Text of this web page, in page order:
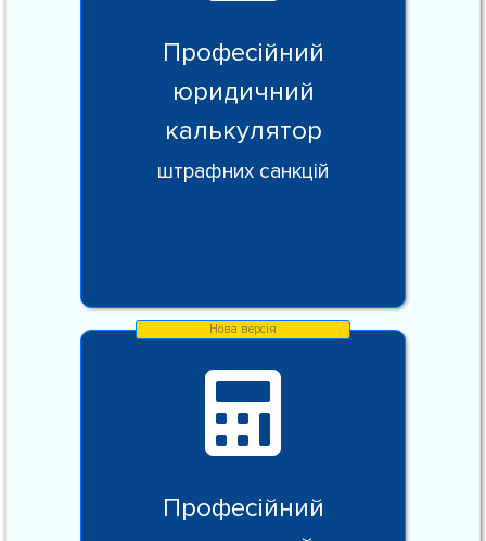
Професійний
юридичний
калькулятор
штрафних санкцій
Професійний